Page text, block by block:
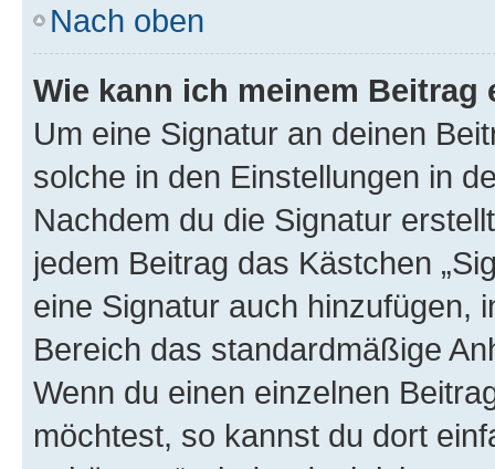
Nach oben
Wie kann ich meinem
Um eine Signatur an deinen
solche in den Einstellungen in
Nachdem du die Signatur
jedem Beitrag das Kästchen
eine Signatur auch hinzufügen,
Bereich das standardmäßige
Wenn du einen einzelnen
möchtest, so kannst du dort